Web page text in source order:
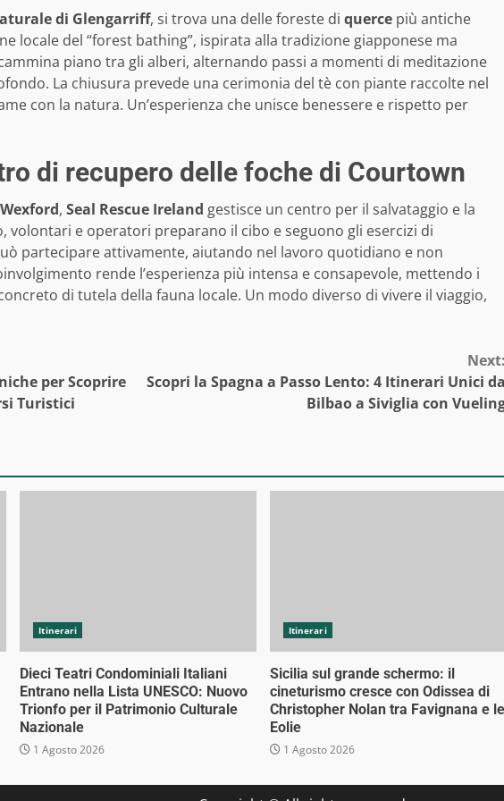
di Glengarriff, si trova una delle foreste di querce più antiche
locale del “forest bathing”, ispirata alla tradizione giapponese ma
piano tra gli alberi, alternando passi a momenti di meditazione
La chiusura prevede una cerimonia del tè con piante raccolte nel
con la natura. Un’esperienza che unisce benessere e rispetto per
di recupero delle foche di Courtown
Wexford, Seal Rescue Ireland gestisce un centro per il salvataggio e la
volontari e operatori preparano il cibo e seguono gli esercizi di
partecipare attivamente, aiutando nel lavoro quotidiano e non
rende l’esperienza più intensa e consapevole, mettendo i
di tutela della fauna locale. Un modo diverso di vivere il viaggio,
per Scoprire
Turistici
Scopri la Spagna a Passo Lento: 4 Itinerari Unici
Bilbao a Siviglia con
Itinerari
Dieci Teatri Condominiali Italiani
Entrano nella Lista UNESCO: Nuovo
Trionfo per il Patrimonio Culturale
Nazionale
1 Agosto 2026
Itinerari
Sicilia sul grande schermo: il
cineturismo cresce con Odissea di
Christopher Nolan tra Favignana e le
Eolie
1 Agosto 2026